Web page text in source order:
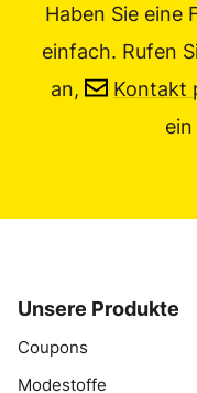
Haben Sie eine
einfach. Rufen
an,
Kontakt
ein
Unsere Produkte
Coupons
Modestoffe